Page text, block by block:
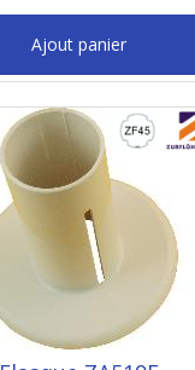
Ajout panier